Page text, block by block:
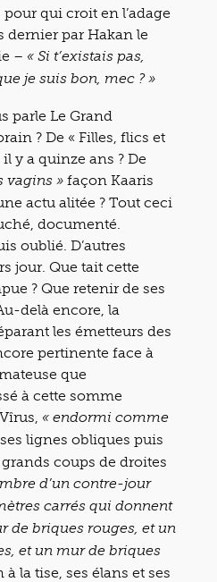
qui croit en l’adage
dernier par Hakan le
– « Si t’existais pas,
je suis bon, mec ? »
parle Le Grand
? De « Filles, flics et
y a quinze ans ? De
vagins » façon Kaaris
actu alitée ? Tout ceci
documenté.
oublié. D’autres
jour. Que tait cette
? Que retenir de ses
delà encore, la
les émetteurs des
pertinente face à
que
à cette somme
« endormi comme
ses lignes obliques puis
grands coups de droites
d’un contre-jour
carrés qui donnent
de briques rouges, et un
et un mur de briques
à la tise, ses élans et ses